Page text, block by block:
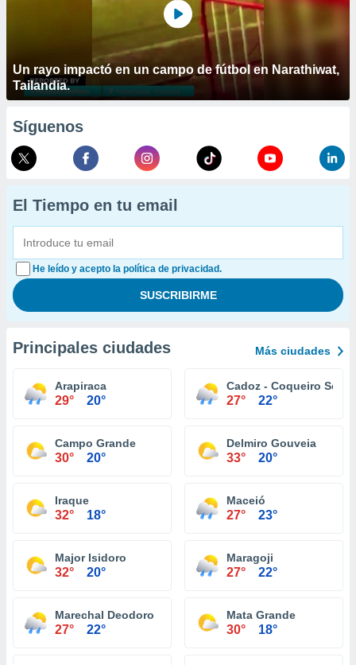
Un rayo impactó en un campo de fútbol en Narathiwat,
Tailandia.
Síguenos
El Tiempo en tu email
He leído y acepto la política de privacidad.
Principales ciudades Más ciudades
Arapiraca
29° 20°
Cadoz - Coqueiro Seco
27° 22°
Campo Grande
30° 20°
Delmiro Gouveia
33° 20°
Iraque
32° 18°
Maceió
27° 23°
Major Isidoro
32° 20°
Maragoji
27° 22°
Marechal Deodoro
27° 22°
Mata Grande
30° 18°